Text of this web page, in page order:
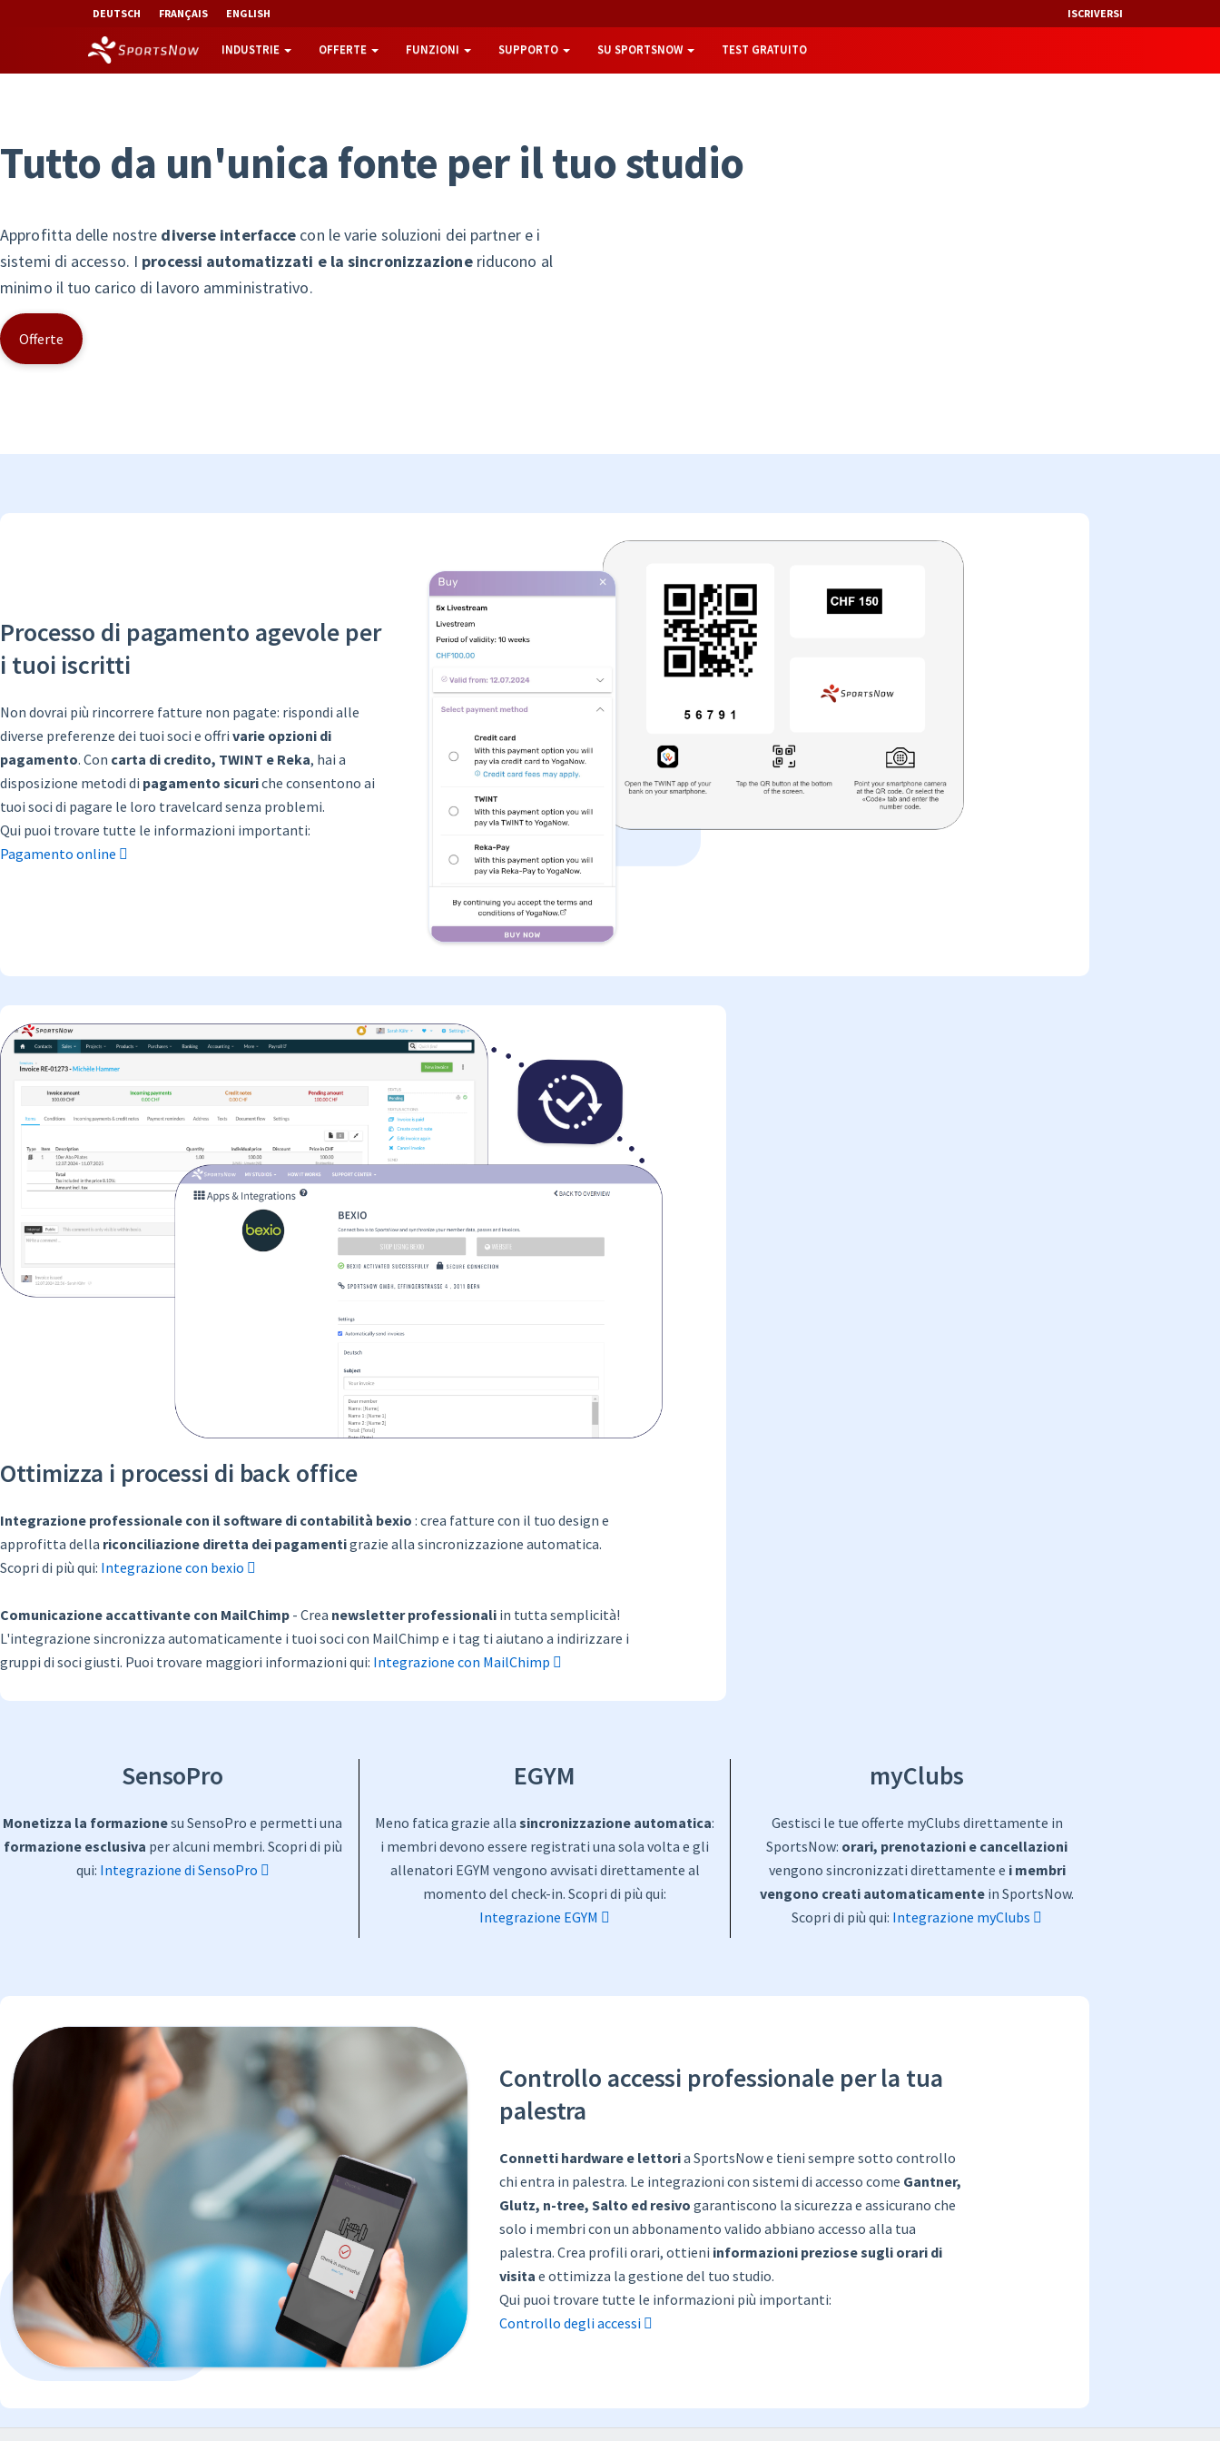
DEUTSCH FRANÇAIS ENGLISH ISCRIVERSI
INDUSTRIE OFFERTE FUNZIONI SUPPORTO SU SPORTSNOW TEST GRATUITO
Tutto da un'unica fonte per iltuostudio
Approfitta delle nostre diverse interfacce con le varie soluzioni dei partner e i
sistemi di accesso. I processi automatizzati e la sincronizzazioneriducono al
minimo il tuo carico di lavoro amministrativo.
Offerte
Processo di pagamento agevole per
i tuoi iscritti
Non dovrai più rincorrere fatture non pagate: rispondi alle
diverse preferenze dei tuoi soci e offri varie opzioni di
pagamento. Con carta di credito, TWINT e Reka, hai a
disposizione metodi di pagamento sicuriche consentono ai
tuoi soci di pagare le loro travelcard senza problemi.
Qui puoi trovare tutte le informazioni importanti:
Pagamento online
Ottimizza i processi di back office
Integrazione professionale con il software di contabilità bexio : crea fatture con il tuo design e
approfitta della riconciliazione diretta dei pagamentigrazie alla sincronizzazione automatica.
Scopri di più qui: Integrazione con bexio
Comunicazione accattivante con MailChimp - Crea newsletter professionali in tutta semplicità!
L'integrazione sincronizza automaticamente i tuoi soci con MailChimp e i tag ti aiutano a indirizzare i
gruppi di soci giusti. Puoi trovare maggiori informazioni qui: Integrazione con MailChimp
SensoPro
Monetizza la formazionesu SensoPro e permetti una
formazione esclusiva per alcuni membri. Scopri di più
qui: Integrazione di SensoPro
EGYM
Meno fatica grazie alla sincronizzazione automatica:
i membri devono essere registrati una sola volta e gli
allenatori EGYM vengono avvisati direttamente al
momento del check-in. Scopri di più qui:
Integrazione EGYM
myClubs
Gestisci le tue offerte myClubs direttamente in
SportsNow: orari, prenotazioni e cancellazioni
vengono sincronizzati direttamente e i membri
vengono creati automaticamente in SportsNow.
Scopri di più qui: Integrazione myClubs
Controllo accessi professionale per la tua
palestra
Connetti hardware e lettoria SportsNow e tieni sempre sotto controllo
chi entra in palestra. Le integrazioni con sistemi di accesso come Gantner,
Glutz, n-tree, Salto ed resivo garantiscono la sicurezza e assicurano che
solo i membri con un abbonamento valido abbiano accesso alla tua
palestra. Crea profili orari, ottieni informazioni preziose sugli orari di
visita e ottimizza la gestione del tuo studio.
Qui puoi trovare tutte le informazioni più importanti:
Controllo degli accessi